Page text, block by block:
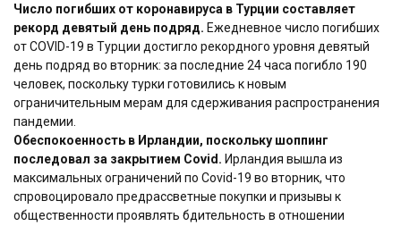
Число погибших от коронавируса в Турции составляет
рекорд девятый день подряд. Ежедневное число погибших
от COVID-19 в Турции достигло рекордного уровня девятый
день подряд во вторник: за последние 24 часа погибло 190
человек, поскольку турки готовились к новым
ограничительным мерам для сдерживания распространения
пандемии.
Обеспокоенность в Ирландии, поскольку шоппинг
последовал за закрытием Covid. Ирландия вышла из
максимальных ограничений по Covid-19 во вторник, что
спровоцировало предрассветные покупки и призывы к
общественности проявлять бдительность в отношении